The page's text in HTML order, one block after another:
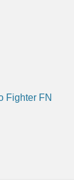
Fighter FN